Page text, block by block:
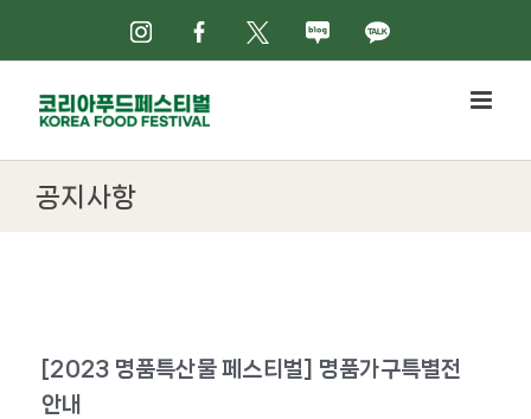
인스타그램
페이스북
X 네이버블로그
카카오톡
공지사항
[2023 명품특산물 페스티벌] 명품가구특별전
안내